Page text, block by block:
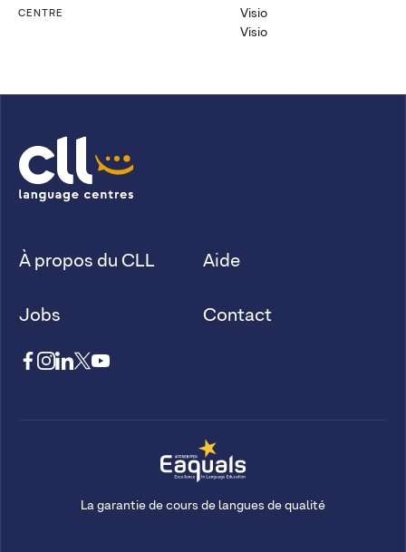
CENTRE
Visio
Visio
À propos du CLL
Jobs
Aide
Contact
La garantie de cours de langues de qualité